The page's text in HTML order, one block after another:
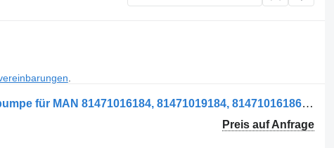
Pompa servodirecție Fahrerhauspumpe für MAN 81471016184, 81471019184, 81471016186 LKW
Preis auf Anfrage